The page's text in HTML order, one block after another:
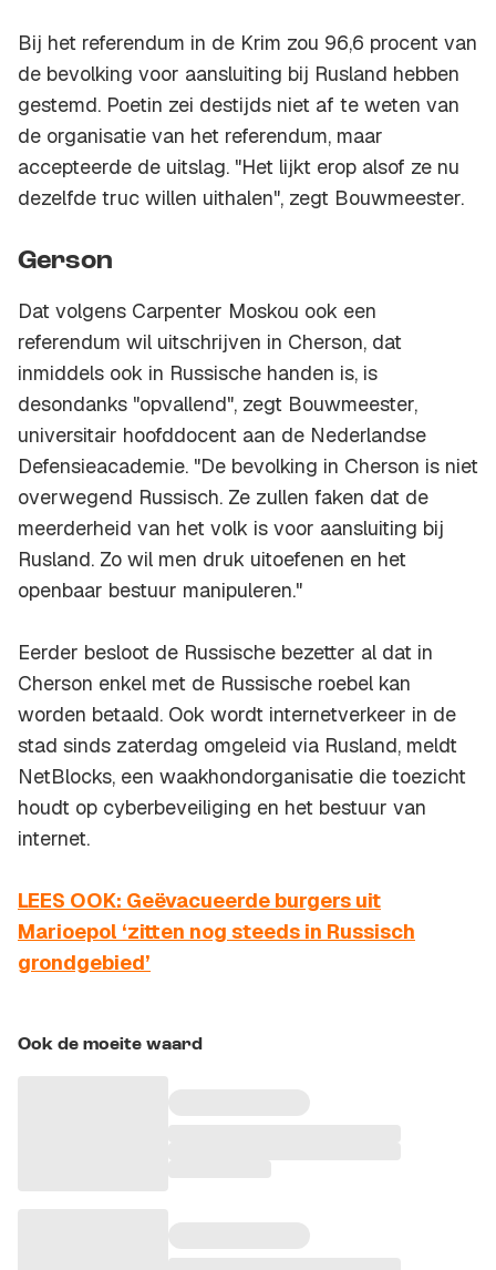
Bij het referendum in de Krim zou 96,6 procent van
de bevolking voor aansluiting bij Rusland hebben
gestemd. Poetin zei destijds niet af te weten van
de organisatie van het referendum, maar
accepteerde de uitslag. "Het lijkt erop alsof ze nu
dezelfde truc willen uithalen", zegt Bouwmeester.
Gerson
Dat volgens Carpenter Moskou ook een
referendum wil uitschrijven in Cherson, dat
inmiddels ook in Russische handen is, is
desondanks "opvallend", zegt Bouwmeester,
universitair hoofddocent aan de Nederlandse
Defensieacademie. "De bevolking in Cherson is niet
overwegend Russisch. Ze zullen faken dat de
meerderheid van het volk is voor aansluiting bij
Rusland. Zo wil men druk uitoefenen en het
openbaar bestuur manipuleren."
Eerder besloot de Russische bezetter al dat in
Cherson enkel met de Russische roebel kan
worden betaald. Ook wordt internetverkeer in de
stad sinds zaterdag omgeleid via Rusland, meldt
NetBlocks, een waakhondorganisatie die toezicht
houdt op cyberbeveiliging en het bestuur van
internet.
LEES OOK: Geëvacueerde burgers uit
Marioepol ‘zitten nog steeds in Russisch
grondgebied’
Ook de moeite waard